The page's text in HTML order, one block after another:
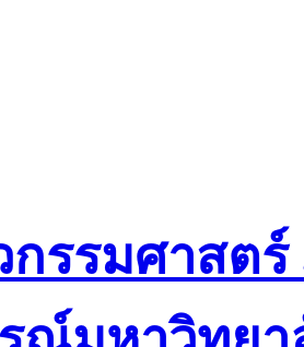
รรมศาสตร์